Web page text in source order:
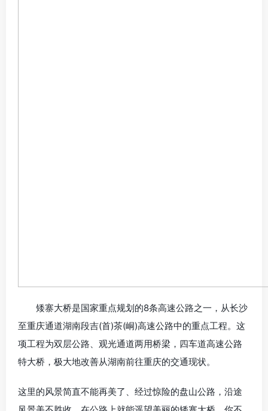
矮寨大桥是国家重点规划的8条高速公路之一，从长沙
至重庆通道湖南段吉(首)茶(峒)高速公路中的重点工程。这
项工程为双层公路、观光通道两用桥梁，四车道高速公路
特大桥，极大地改善从湖南前往重庆的交通现状。
这里的风景简直不能再美了、经过惊险的盘山公路，沿途